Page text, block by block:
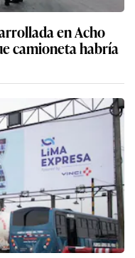
en Acho
camioneta habría